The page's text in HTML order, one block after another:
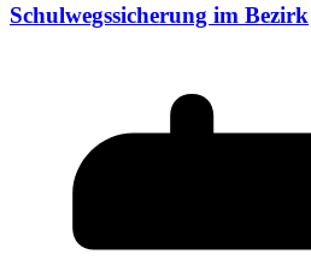
Schulwegssicherung im Bezirk